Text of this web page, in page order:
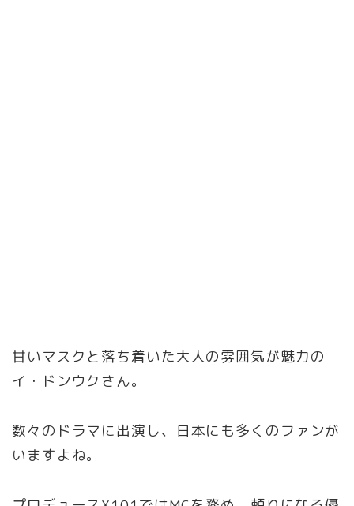
甘いマスクと落ち着いた大人の雰囲気が魅力の
イ・ドンウクさん。
数々のドラマに出演し、日本にも多くのファンが
いますよね。